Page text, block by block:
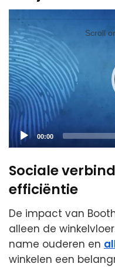
Video
Player
Scroll
Current
00:00
Sociale
efficiëntie
De impact van
alleen de
name ouderen en
winkelen een